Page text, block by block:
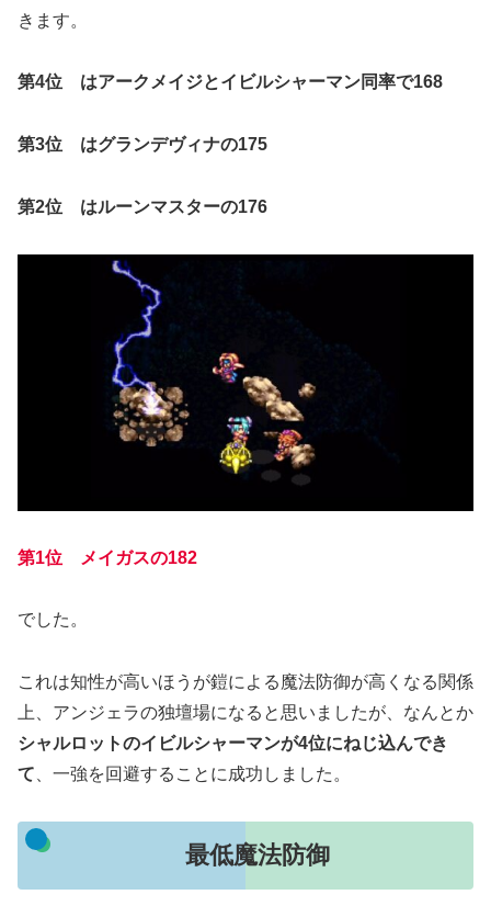
きます。
第4位 はアークメイジとイビルシャーマン同率で168
第3位 はグランデヴィナの175
第2位 はルーンマスターの176
第1位 メイガスの182
でした。
これは知性が高いほうが鎧による魔法防御が高くなる関係
上、アンジェラの独壇場になると思いましたが、なんとか
シャルロットのイビルシャーマンが4位にねじ込んでき
て 、一強を回避することに成功しました。
最低魔法防御